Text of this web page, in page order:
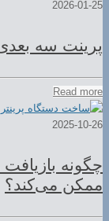
2026-01-25
پرینت سه
Read more
2025-10-26
ممکن می‌کند؟